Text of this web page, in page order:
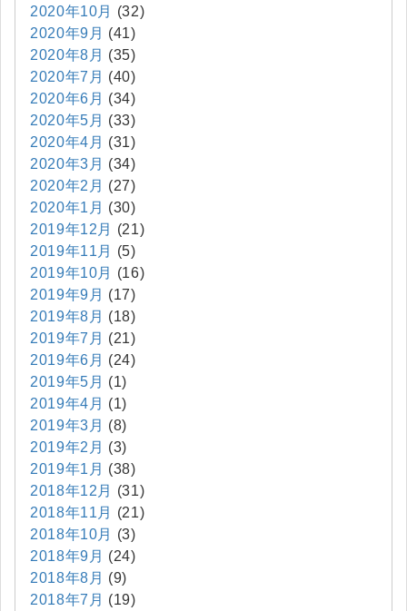
2020年10月
(32)
2020年9月 (41)
2020年8月 (35)
2020年7月 (40)
2020年6月 (34)
2020年5月 (33)
2020年4月 (31)
2020年3月 (34)
2020年2月 (27)
2020年1月 (30)
2019年12月
(21)
2019年11月
(5)
2019年10月
(16)
2019年9月 (17)
2019年8月 (18)
2019年7月 (21)
2019年6月 (24)
2019年5月 (1)
2019年4月 (1)
2019年3月 (8)
2019年2月 (3)
2019年1月 (38)
2018年12月
(31)
2018年11月
(21)
2018年10月
(3)
2018年9月 (24)
2018年8月 (9)
2018年7月 (19)